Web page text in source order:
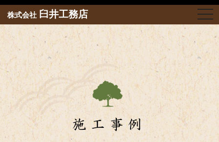
株式会社 臼井工務店
施工事例